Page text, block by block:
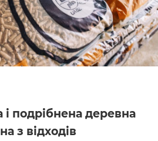
і подрібнена деревна
з відходів